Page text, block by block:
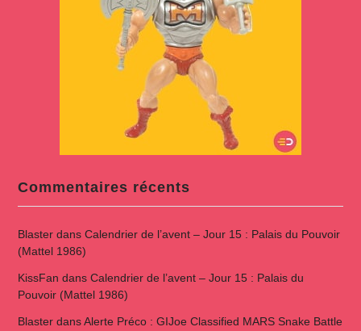
Commentaires récents
Blasterdans Calendrier de l’avent – Jour 15 : Palais du Pouvoir
(Mattel 1986)
KissFan dans Calendrier de l’avent – Jour 15 : Palais du
Pouvoir (Mattel 1986)
BlasterdansAlerte Préco : GIJoe Classified MARS Snake Battle